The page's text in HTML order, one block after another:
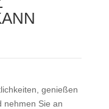
genießen
nehmen Sie an